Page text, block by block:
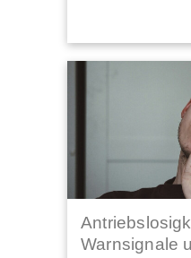
Warnsignale